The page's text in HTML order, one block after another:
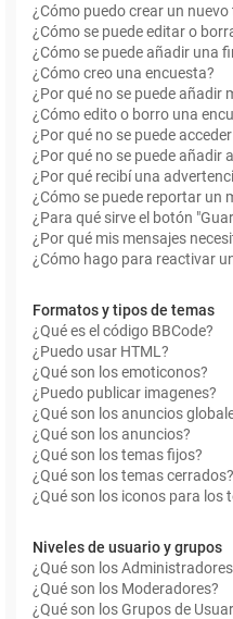
¿Cómo puedo crear un
¿Cómo se puede editar o
¿Cómo se puede añadir una
¿Cómo creo una encuesta?
¿Por qué no se puede añadir
¿Cómo edito o borro una
¿Por qué no se puede
¿Por qué no se puede añadir
¿Por qué recibí una
¿Cómo se puede reportar un
¿Para qué sirve el botón
¿Por qué mis mensajes
¿Cómo hago para reactivar
Formatos y tipos de temas
¿Qué es el código BBCode?
¿Puedo usar HTML?
¿Qué son los emoticonos?
¿Puedo publicar imagenes?
¿Qué son los anuncios
¿Qué son los anuncios?
¿Qué son los temas fijos?
¿Qué son los temas cerrados?
¿Qué son los iconos para los
Niveles de usuario y grupos
¿Qué son los
¿Qué son los Moderadores?
¿Qué son los Grupos de